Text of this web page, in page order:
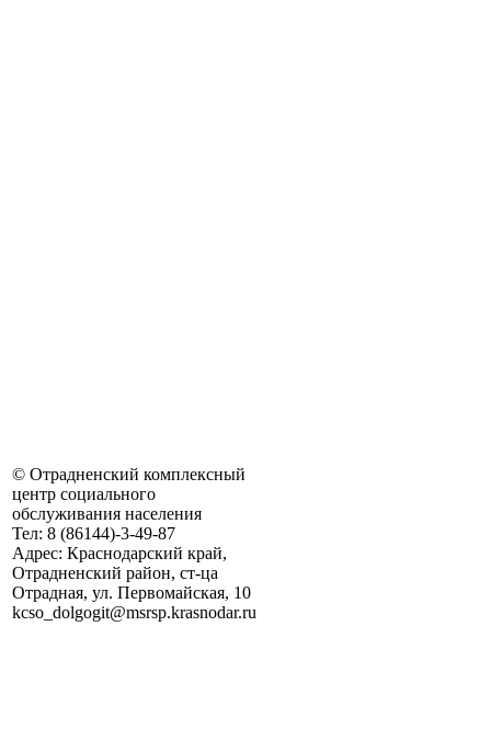
© Отрадненский комплексный
центр социального
обслуживания населения
Тел: 8 (86144)-3-49-87
Адрес: Краснодарский край,
Отрадненский район, ст-ца
Отрадная, ул. Первомайская, 10
kсso_dolgogit@msrsp.krasnodar.ru